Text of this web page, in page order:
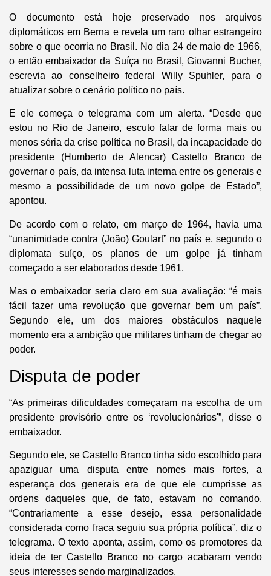
O documento está hoje preservado nos arquivos
diplomáticos em Berna e revela um raro olhar estrangeiro
sobre o que ocorria no Brasil. No dia 24 de maio de 1966,
o então embaixador da Suíça no Brasil, Giovanni Bucher,
escrevia ao conselheiro federal Willy Spuhler, para o
atualizar sobre o cenário político no país.
E ele começa o telegrama com um alerta. “Desde que
estou no Rio de Janeiro, escuto falar de forma mais ou
menos séria da crise política no Brasil, da incapacidade do
presidente (Humberto de Alencar) Castello Branco de
governar o país, da intensa luta interna entre os generais e
mesmo a possibilidade de um novo golpe de Estado”,
apontou.
De acordo com o relato, em março de 1964, havia uma
“unanimidade contra (João) Goulart” no país e, segundo o
diplomata suíço, os planos de um golpe já tinham
começado a ser elaborados desde 1961.
Mas o embaixador seria claro em sua avaliação: “é mais
fácil fazer uma revolução que governar bem um país”.
Segundo ele, um dos maiores obstáculos naquele
momento era a ambição que militares tinham de chegar ao
poder.
Disputa de poder
“As primeiras dificuldades começaram na escolha de um
presidente provisório entre os ‘revolucionários'”, disse o
embaixador.
Segundo ele, se Castello Branco tinha sido escolhido para
apaziguar uma disputa entre nomes mais fortes, a
esperança dos generais era de que ele cumprisse as
ordens daqueles que, de fato, estavam no comando.
“Contrariamente a esse desejo, essa personalidade
considerada como fraca seguiu sua própria política”, diz o
telegrama. O texto aponta, assim, como os promotores da
ideia de ter Castello Branco no cargo acabaram vendo
seus interesses sendo marginalizados.